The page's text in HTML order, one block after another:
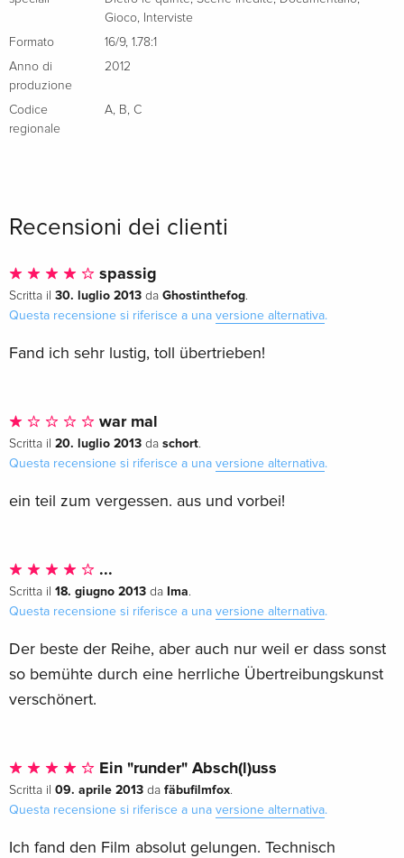
Gioco
Interviste
Formato
16/9, 1.78:1
Anno di
produzione
2012
Codice
regionale
A B C
Recensioni dei clienti
spassig
Scritta il 30. luglio 2013 da Ghostinthefog.
Questa recensione si riferisce a una versione alternativa.
Fand ich sehr lustig, toll übertrieben!
war mal
Scritta il 20. luglio 2013 da schort.
Questa recensione si riferisce a una versione alternativa.
ein teil zum vergessen. aus und vorbei!
...
Scritta il 18. giugno 2013 da Ima.
Questa recensione si riferisce a una versione alternativa.
Der beste der Reihe, aber auch nur weil er dass sonst
so bemühte durch eine herrliche Übertreibungskunst
verschönert.
Ein "runder" Absch(l)uss
Scritta il 09. aprile 2013 da fäbufilmfox.
Questa recensione si riferisce a una versione alternativa.
Ich fand den Film absolut gelungen. Technisch